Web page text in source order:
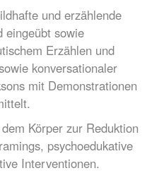
und erzählende
eingeübt sowie
Erzählen und
konversationaler
mit Demonstrationen
Körper zur Reduktion
psychoedukative
Interventionen.